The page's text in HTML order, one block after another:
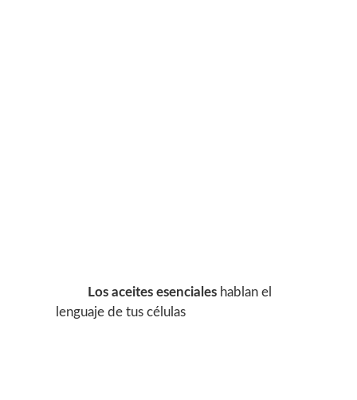
Los aceites esenciales hablan el
lenguaje de tus células